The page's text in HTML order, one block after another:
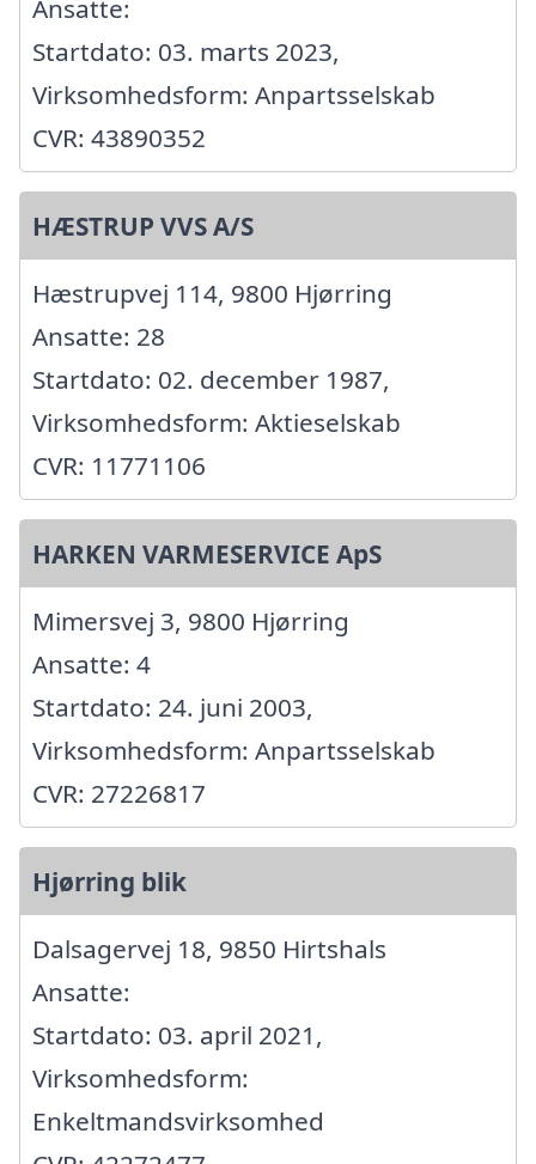
Ansatte:
Startdato: 03. marts 2023,
Virksomhedsform: Anpartsselskab
CVR: 43890352
HÆSTRUP VVS A/S
Hæstrupvej 114, 9800 Hjørring
Ansatte: 28
Startdato: 02. december 1987,
Virksomhedsform: Aktieselskab
CVR: 11771106
HARKEN VARMESERVICE ApS
Mimersvej 3, 9800 Hjørring
Ansatte: 4
Startdato: 24. juni 2003,
Virksomhedsform: Anpartsselskab
CVR: 27226817
Hjørring blik
Dalsagervej 18, 9850 Hirtshals
Ansatte:
Startdato: 03. april 2021,
Virksomhedsform:
Enkeltmandsvirksomhed